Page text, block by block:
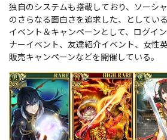
独自のシステムも搭載しており、ソーシ
のさらなる面白さを追求した、としてい
イベント＆キャンペーンとして、ログイ
ナーイベント、友達紹介イベント、女性
販売キャンペーンなどを開催している。